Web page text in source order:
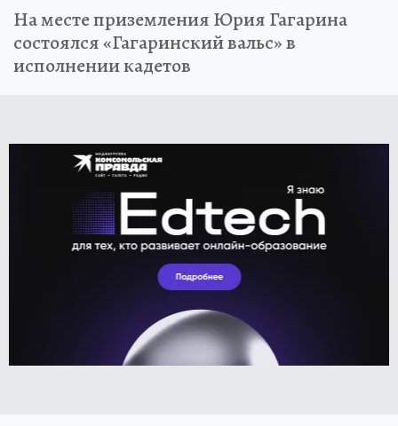
На месте приземления Юрия Гагарина
состоялся «Гагаринский вальс» в
исполнении кадетов